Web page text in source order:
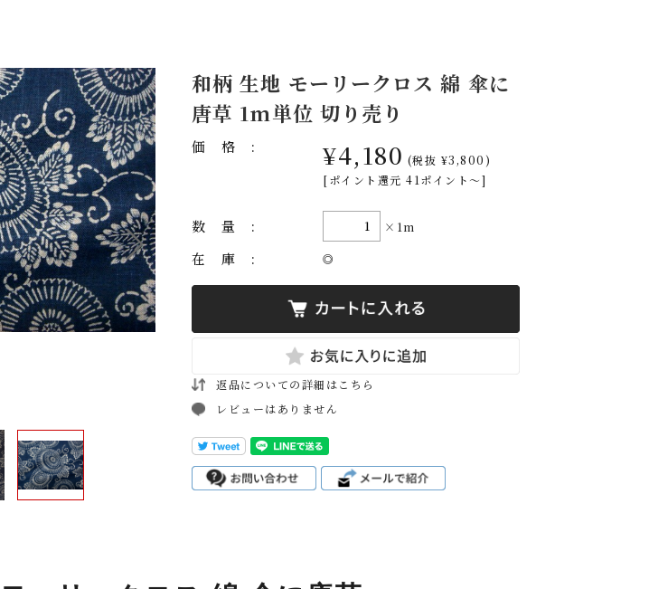
和柄 生地 モーリークロス 綿 傘に
唐草 1m単位 切り売り
価格: ¥4,180 (税抜 ¥3,800)
[ポイント還元 41ポイント～]
数量: ×1m
在庫: ◎
返品についての詳細はこちら
レビューはありません